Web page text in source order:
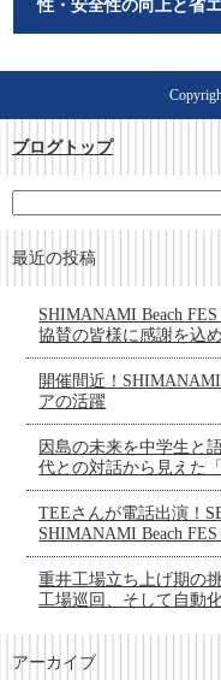
性・安全性の向上と省
ブログトップ
最近の投稿
SHIMANAMI Beach
協賛の皆様に感謝を込
開催間近！SHIMANAMI
アの活躍
因島の未来を中学生と
代との対話から見えた
TEEさんが電話出演！
SHIMANAMI Beach
重井工場立ち上げ期の
工場巡回、そして自動
アーカイブ